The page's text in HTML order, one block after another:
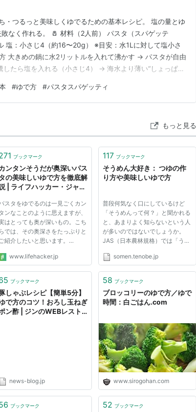
・つるっと美味しくゆでるための基本レシピ。 塩の量とゆ
なく作れる。 🧂 材料（2人前） パスタ（スパゲッテ
塩：小さじ4（約16〜20g） ※目安：水1Lに対して塩小さ
大きめの鍋に水2リットルを入れて沸かす → パスタが自由
したら塩を入れる（小さじ4） → 海水より薄い“しょっぱ
後は自然に泳がせる。 袋の表示時間より1分短くゆでる
#ゆで方 #パスタスパゲッティ
もっと見る
ブックマーク
ンタンそうだが奥深いパス
の美味しいゆで方を徹底解
| ライフハッカー・ジャパ
スタをゆでるのは一見ごくカン
ンなことのように思えますが、
はとっても奥が深いもの。こち
らでは、その奥深さをたっぷりと
ご紹介したいと思います。
haveseen/Shutterstock. まず
らいしておきましょう。以下の
種類を選ぶ キッチン系...
www.lifehacker.jp
117 ブックマーク
そうめん大好き： つゆの作
り方や美味しいゆで方
普段何気なく口にしているけど
「そうめんって何？」と聞かれる
と、あまりよく知らないという人
が多いのではないでしょうか。
JAS（日本農林規格）では「うど
「（手延べ）そうめん類」として
うめんの定義”の詳細はこちら »
somen.tenobe.jp
ブックマーク
しゃぶレシピ【簡単5分】
で方のコツ！おろし玉ねぎ
ン酢 | ジンのWEBレスト
news-blog.jp
58 ブックマーク
ブロッコリーのゆで方／ゆで
時間：白ごはん.com
www.sirogohan.com
ブックマーク 52 ブックマーク